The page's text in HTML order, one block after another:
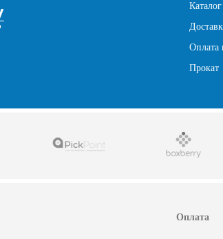
Каталог
Оплата
Прокат
Оплата